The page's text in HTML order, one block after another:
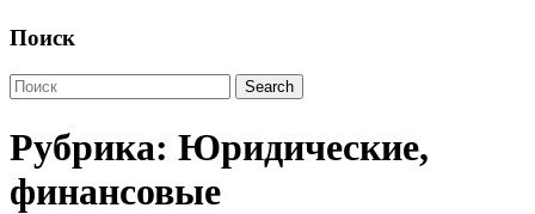
Поиск
Рубрика: Юридические,
финансовые